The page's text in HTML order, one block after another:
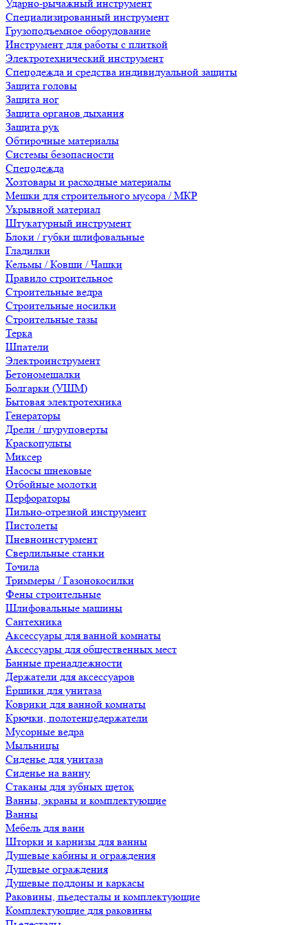
Ударно-рычажный инструмент
Специализированный инструмент
Грузоподъемное оборудование
Инструмент для работы с плиткой
Электротехнический инструмент
Спецодежда и средства индивидуальной защиты
Защита головы
Защита ног
Защита органов дыхания
Защита рук
Обтирочные материалы
Системы безопасности
Спецодежда
Хозтовары и расходные материалы
Мешки для строительного мусора / МКР
Укрывной материал
Штукатурный инструмент
Блоки / губки шлифовальные
Гладилки
Кельмы / Ковши / Чашки
Правило строительное
Строительные ведра
Строительные носилки
Строительные тазы
Терка
Шпатели
Электроинструмент
Бетономешалки
Болгарки (УШМ)
Бытовая электротехника
Генераторы
Дрели / шуруповерты
Краскопульты
Миксер
Насосы шнековые
Отбойные молотки
Перфораторы
Пильно-отрезной инструмент
Пистолеты
Пневноинстурмент
Сверлильные станки
Точила
Триммеры / Газонокосилки
Фены строительные
Шлифовальные машины
Сантехника
Аксессуары для ванной комнаты
Аксессуары для общественных мест
Банные пренадлежности
Держатели для аксессуаров
Ёршики для унитаза
Коврики для ванной комнаты
Крючки, полотенцедержатели
Мусорные ведра
Мыльницы
Сиденье для унитаза
Сиденье на ванну
Стаканы для зубных щеток
Ванны, экраны и комплектующие
Ванны
Мебель для ванн
Шторки и карнизы для ванны
Душевые кабины и ограждения
Душевые ограждения
Душевые поддоны и каркасы
Раковины, пьедесталы и комплектующие
Комплектующие для раковины